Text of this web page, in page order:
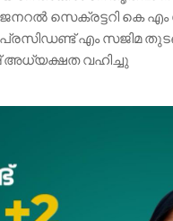
സെക്രട്ടറി കെ എം
എം സജിമ
അധ്യക്ഷത വഹിച്ചു